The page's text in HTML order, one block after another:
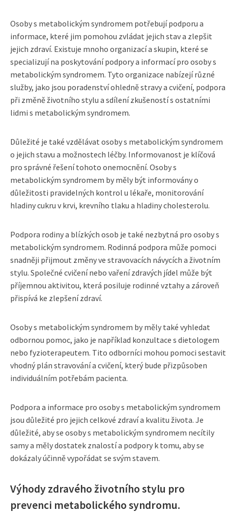
Osoby s metabolickým syndromem potřebují podporu a
informace, které jim pomohou zvládat jejich stav a zlepšit
jejich zdraví. Existuje mnoho organizací a skupin, které se
specializují na poskytování podpory a informací pro osoby s
metabolickým syndromem. Tyto organizace nabízejí různé
služby, jako jsou poradenství ohledně stravy a cvičení, podpora
při změně životního stylu a sdílení zkušeností s ostatními
lidmi s metabolickým syndromem.
Důležité je také vzdělávat osoby s metabolickým syndromem
o jejich stavu a možnostech léčby. Informovanost je klíčová
pro správné řešení tohoto onemocnění. Osoby s
metabolickým syndromem by měly být informovány o
důležitosti pravidelných kontrol u lékaře, monitorování
hladiny cukru v krvi, krevního tlaku a hladiny cholesterolu.
Podpora rodiny a blízkých osob je také nezbytná pro osoby s
metabolickým syndromem. Rodinná podpora může pomoci
snadněji přijmout změny ve stravovacích návycích a životním
stylu. Společné cvičení nebo vaření zdravých jídel může být
příjemnou aktivitou, která posiluje rodinné vztahy a zároveň
přispívá ke zlepšení zdraví.
Osoby s metabolickým syndromem by měly také vyhledat
odbornou pomoc, jako je například konzultace s dietologem
nebo fyzioterapeutem. Tito odborníci mohou pomoci sestavit
vhodný plán stravování a cvičení, který bude přizpůsoben
individuálním potřebám pacienta.
Podpora a informace pro osoby s metabolickým syndromem
jsou důležité pro jejich celkové zdraví a kvalitu života. Je
důležité, aby se osoby s metabolickým syndromem necítily
samy a měly dostatek znalostí a podpory k tomu, aby se
dokázaly účinně vypořádat se svým stavem.
Výhody zdravého životního stylu pro
prevenci metabolického syndromu.